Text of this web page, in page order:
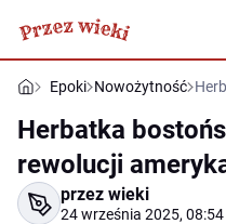
Epoki Nowożytność
Herbatka
rewolucji
przez wieki
24 września 2025, 08:54